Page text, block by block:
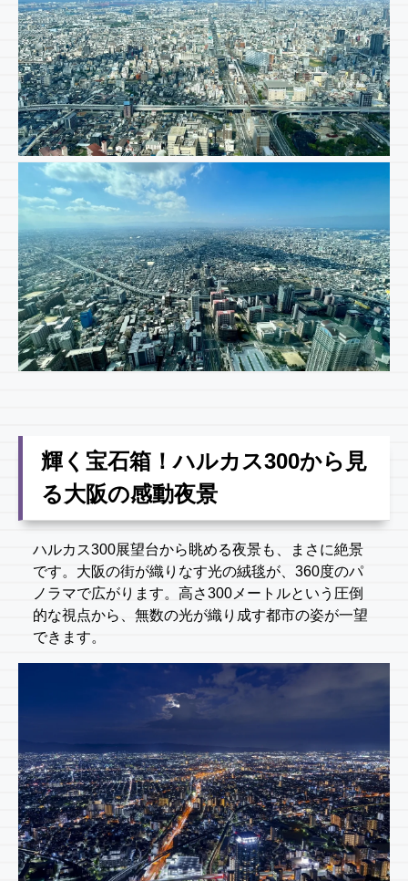
輝く宝石箱！ハルカス300から見
る大阪の感動夜景
ハルカス300展望台から眺める夜景も、まさに絶景
です。大阪の街が織りなす光の絨毯が、360度のパ
ノラマで広がります。高さ300メートルという圧倒
的な視点から、無数の光が織り成す都市の姿が一望
できます。